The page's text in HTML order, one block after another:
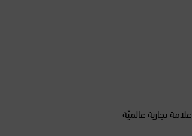
أرقى الإختيارات لأكثر من 200 علامة تجارية عالميّة
السنغال